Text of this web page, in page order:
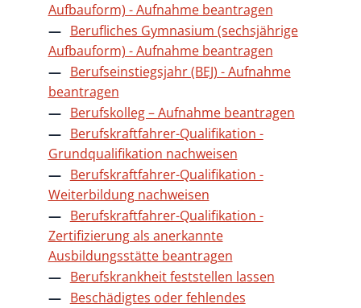
Aufbauform) - Aufnahme beantragen
Berufliches Gymnasium (sechsjährige
Aufbauform) - Aufnahme beantragen
Berufseinstiegsjahr (BEJ) - Aufnahme
beantragen
Berufskolleg – Aufnahme beantragen
Berufskraftfahrer-Qualifikation -
Grundqualifikation nachweisen
Berufskraftfahrer-Qualifikation -
Weiterbildung nachweisen
Berufskraftfahrer-Qualifikation -
Zertifizierung als anerkannte
Ausbildungsstätte beantragen
Berufskrankheit feststellen lassen
Beschädigtes oder fehlendes